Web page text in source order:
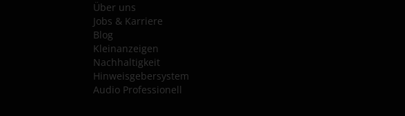
Über uns
Jobs & Karriere
Blog
Kleinanzeigen
Nachhaltigkeit
Hinweisgebersystem
Audio Professionell